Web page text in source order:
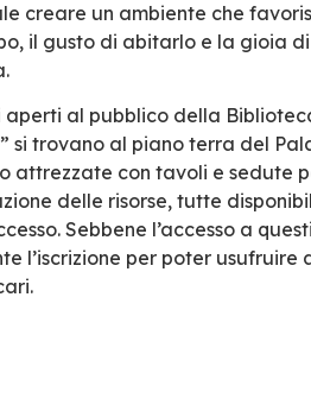
creare un ambiente che
il gusto di abitarlo e la gioia
aperti al pubblico della
si trovano al piano terra del
attrezzate con tavoli e sedute
delle risorse, tutte
Sebbene l’accesso a
l’iscrizione per poter usufruire